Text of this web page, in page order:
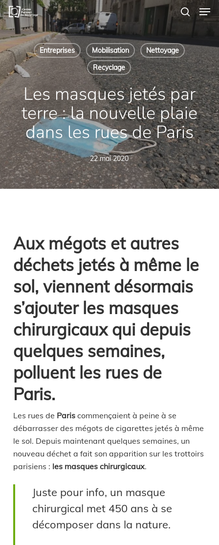
Skip
to
main
content
search
Entreprises Mobilisation
Nettoyage
Recyclage
Les masques jetés par
terre : la nouvelle plaie
dans les rues de Paris
22 mai 2020
Aux mégots et autres
déchets jetés à même le
sol, viennent désormais
s’ajouter les masques
chirurgicaux qui depuis
quelques semaines,
polluent les rues de
Paris.
Les rues de Pariscommençaient à peine à se
débarrasser des mégots de cigarettes jetés à même
le sol. Depuis maintenant quelques semaines, un
nouveau déchet a fait son apparition sur les trottoirs
parisiens : les masques chirurgicaux.
Juste pour info, un masque
chirurgical met 450 ans à se
décomposer dans la nature.